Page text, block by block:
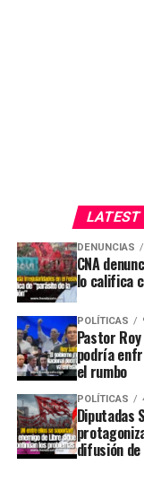
LATEST
DENUNCIAS
CNA
lo califica
POLÍTICAS
Pastor
podría
el rumbo
POLÍTICAS
Diputadas
difusión